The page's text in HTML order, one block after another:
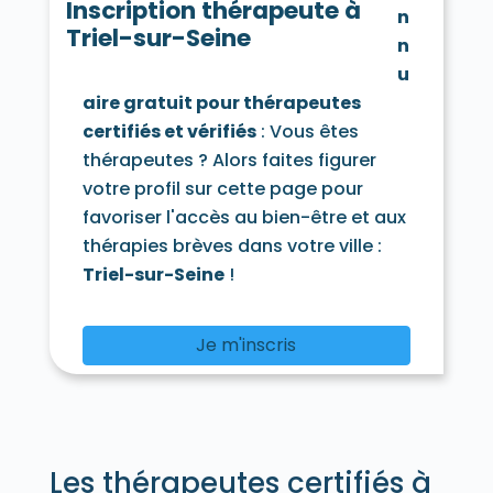
La Hauteville 78113
Herbeville 78580
Hermeray 78125
Houdan 78550
Jambville 78440
Jeufosse 78270
Jouars-Pontchartrain 78760
Jouy-en-Josas 78350
Jouy-Mauvoisin 78200
Jumeauville 78580
Juziers 78820
Lainville-en-Vexin 78440
Lévis-Saint-Nom 78320
Limay 78520
Limetz-Villez 78270
Les Loges-en-Josas 78350
Lommoye 78270
Longnes 78980
Magnanville 78200
Magny-les-Hameaux 78114
Maisons-Laffitte 78600
Mareil-Marly 78750
Mareil-sur-Mauldre 78124
Inscription thérapeute à
Triel-sur-Seine
n
n
u
aire gratuit pour thérapeutes
certifiés et vérifiés: Vous êtes
thérapeutes ? Alors faites figurer
votre profil sur cette page pour
favoriser l'accès au bien-être et aux
thérapies brèves dans votre ville :
Triel-sur-Seine!
Je m'inscris
Les thérapeutes certifiés à